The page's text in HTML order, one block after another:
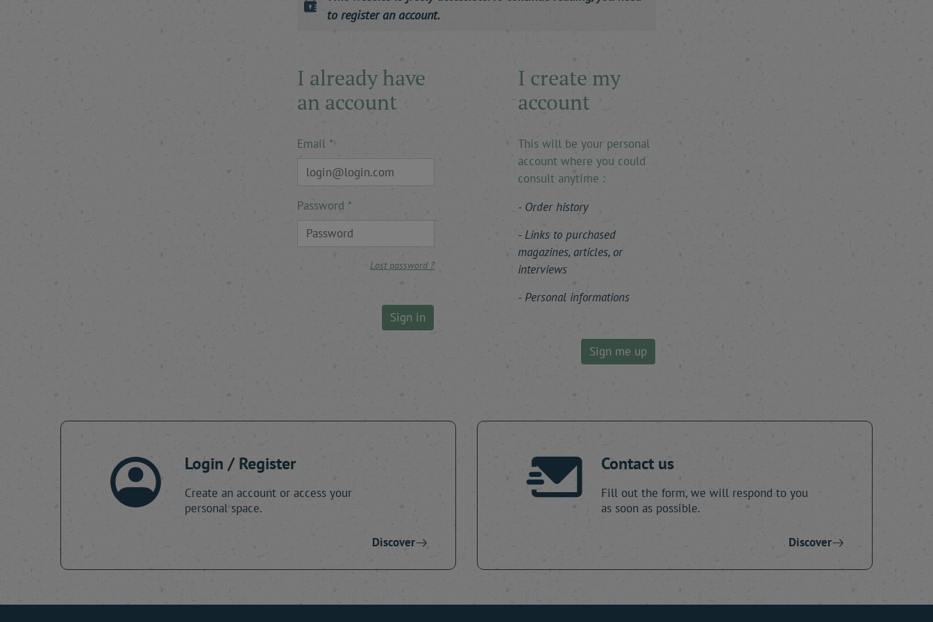
to register an account.
I already have
an account
Email
Password
Lost password ?
Sign in
I create my
account
This will be your personal
account where you could
consult anytime :
Order history
Links to purchased
magazines, articles, or
interviews
Personal informations
Sign me up
Login / Register
Create an account or access your
personal space.
Discover
Contact us
Fill out the form, we will respond to you
as soon as possible.
Discover